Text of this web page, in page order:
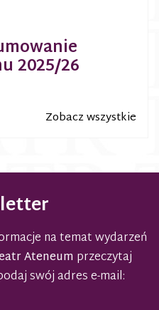
2025/26
Zobacz wszystkie
na temat wydarzeń
Ateneum przeczytaj
swój adres e-mail: